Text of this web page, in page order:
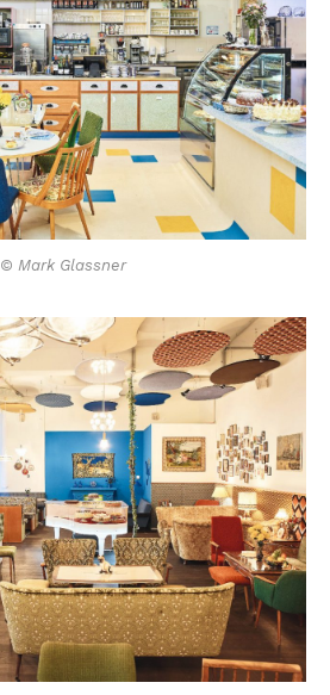
© Mark Glassner